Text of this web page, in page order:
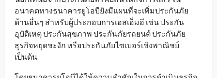
อนาคตทางธนาคารยูโอบียังมีแผนที่จะเพิ่มประกันภัย
ด้านอื่นๆ สำหรับผู้ประกอบการเอสเอ็มอี เช่น ประกัน
อุบัติเหตุ ประกันสุขภาพ ประกันภัยรถยนต์ ประกันภัย
ธุรกิจหยุดชะงัก หรือประกันภัยไซเบอร์เชิงพาณิชย์
เป็นต้น